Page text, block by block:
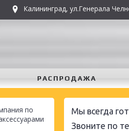
Калининград, ул.Генерала
РАСПРОДАЖА
по
Мы всегда
Звоните по